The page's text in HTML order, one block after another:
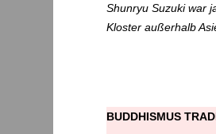
Shunryu Suzuki war
Kloster außerhalb
BUDDHISMUS